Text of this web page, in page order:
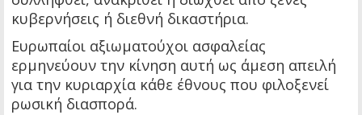
κυβερνήσεις ή διεθνή δικαστήρια.
Ευρωπαίοι αξιωματούχοι ασφαλείας
ερμηνεύουν την κίνηση αυτή ως άμεση απειλή
για την κυριαρχία κάθε έθνους που φιλοξενεί
ρωσική διασπορά.